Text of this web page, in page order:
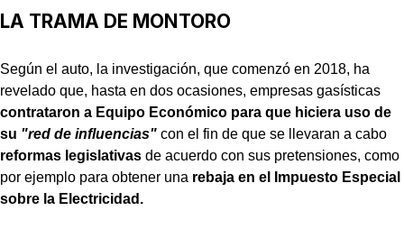
LA TRAMA DE MONTORO
Según el auto, la investigación, que comenzó en 2018, ha
revelado que, hasta en dos ocasiones, empresas gasísticas
contrataron a Equipo Económico para que hiciera uso de
su "red de influencias" con el fin de que se llevaran a cabo
reformas legislativas de acuerdo con sus pretensiones, como
por ejemplo para obtener una rebaja en el Impuesto Especial
sobre la Electricidad.